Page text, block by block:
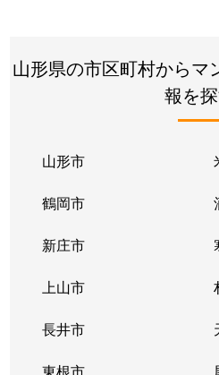
山形県の市区町村からマ
報を
山形市
鶴岡市
新庄市
上山市
長井市